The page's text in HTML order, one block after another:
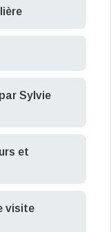
Sylvie
et
visite